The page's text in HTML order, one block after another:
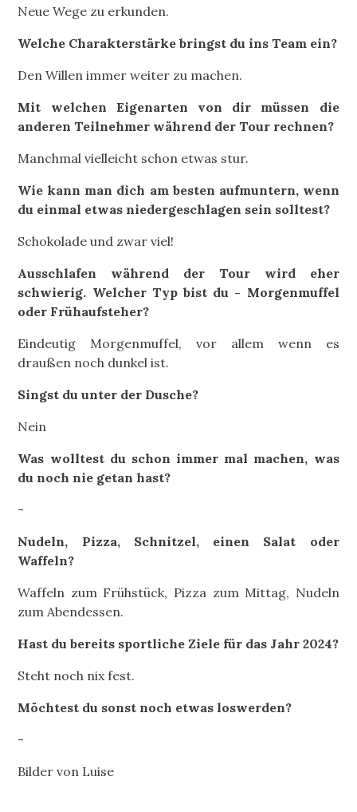
Neue Wege zu erkunden.
Welche Charakterstärke bringst du ins Team ein?
Den Willen immer weiter zu machen.
Mit welchen Eigenarten von dir müssen die
anderen Teilnehmer während der Tour rechnen?
Manchmal vielleicht schon etwas stur.
Wie kann man dich am besten aufmuntern, wenn
du einmal etwas niedergeschlagen sein solltest?
Schokolade und zwar viel!
Ausschlafen während der Tour wird eher
schwierig. Welcher Typ bist du - Morgenmuffel
oder Frühaufsteher?
Eindeutig Morgenmuffel, vor allem wenn es
draußen noch dunkel ist.
Singst du unter der Dusche?
Nein
Was wolltest du schon immer mal machen, was
du noch nie getan hast?
-
Nudeln, Pizza, Schnitzel, einen Salat oder
Waffeln?
Waffeln zum Frühstück, Pizza zum Mittag, Nudeln
zum Abendessen.
Hast du bereits sportliche Ziele für das Jahr 2024?
Steht noch nix fest.
Möchtest du sonst noch etwas loswerden?
-
Bilder von Luise